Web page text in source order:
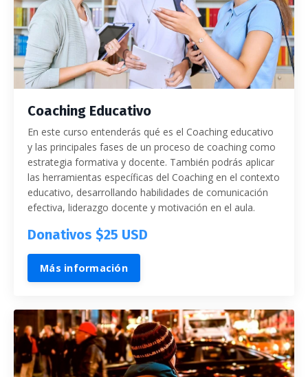
Coaching Educativo
En este curso entenderás qué es el Coaching educativo
y las principales fases de un proceso de coaching como
estrategia formativa y docente. También podrás aplicar
las herramientas específicas del Coaching en el contexto
educativo, desarrollando habilidades de comunicación
efectiva, liderazgo docente y motivación en el aula.
Donativos $25 USD
Más información